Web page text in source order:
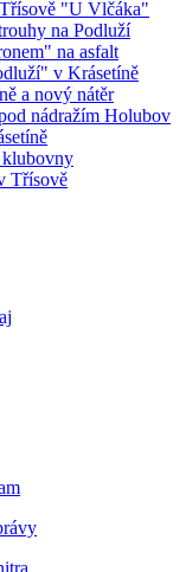
"U Vlčáka"
na Podluží
na asfalt
v Krásetíně
a nový nátěr
nádražím Holubov
klubovny
Třísově